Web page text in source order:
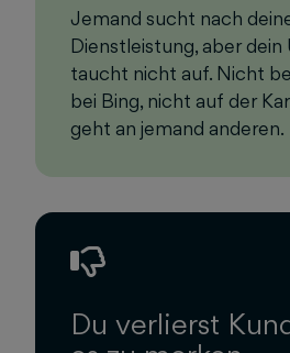
Jemand sucht nach
Dienstleistung, aber
taucht nicht auf. Nicht
bei Bing, nicht auf der
geht an jemand anderen.
Du verlierst